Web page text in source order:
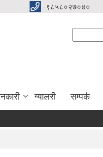
९८५८०२७०४०
ग्यालरी सम्पर्क